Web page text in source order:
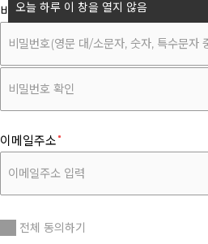
비밀번호
이메일주소
전체 동의하기
오늘 하루 이 창을 열지 않음